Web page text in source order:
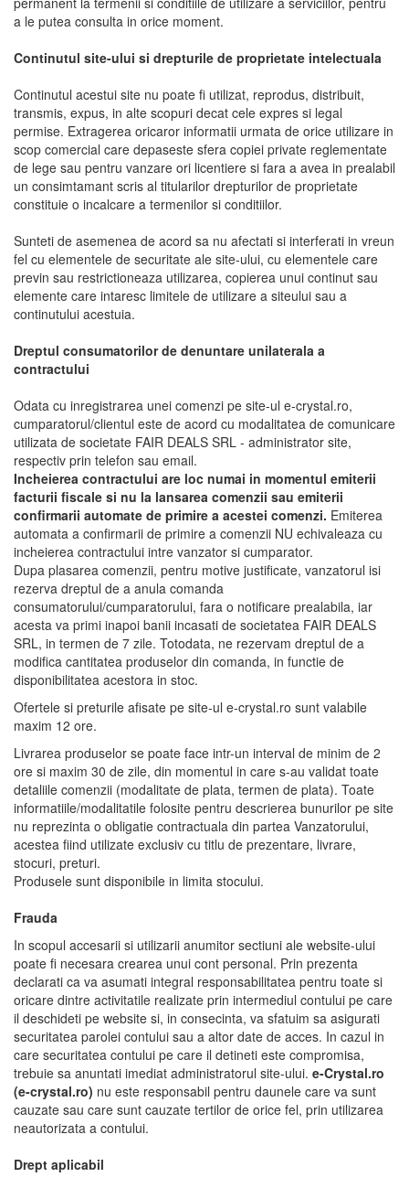
a le putea consulta in orice moment.
Continutul site-ului si drepturile de proprietate intelectuala
Continutul acestui site nu poate fi utilizat, reprodus, distribuit,
transmis, expus, in alte scopuri decat cele expres si legal
permise. Extragerea oricaror informatii urmata de orice utilizare in
scop comercial care depaseste sfera copiei private reglementate
de lege sau pentru vanzare ori licentiere si fara a avea in prealabil
un consimtamant scris al titularilor drepturilor de proprietate
constituie o incalcare a termenilor si conditiilor.
Sunteti de asemenea de acord sa nu afectati si interferati in vreun
fel cu elementele de securitate ale site-ului, cu elementele care
previn sau restrictioneaza utilizarea, copierea unui continut sau
elemente care intaresc limitele de utilizare a siteului sau a
continutului acestuia.
Dreptul consumatorilor de denuntare unilaterala a
contractului
Odata cu inregistrarea unei comenzi pe site-ul e-crystal.ro,
cumparatorul/clientul este de acord cu modalitatea de comunicare
utilizata de societate FAIR DEALS SRL - administrator site,
respectiv prin telefon sau email.
Incheierea contractului are loc numai in momentul emiterii
facturii fiscale si nu la lansarea comenzii sau emiterii
confirmarii automate de primire a acestei comenzi. Emiterea
automata a confirmarii de primire a comenzii NU echivaleaza cu
incheierea contractului intre vanzator si cumparator.
Dupa plasarea comenzii, pentru motive justificate, vanzatorul isi
rezerva dreptul de a anula comanda
consumatorului/cumparatorului, fara o notificare prealabila, iar
acesta va primi inapoi banii incasati de societatea FAIR DEALS
SRL, in termen de 7 zile. Totodata, ne rezervam dreptul de a
modifica cantitatea produselor din comanda, in functie de
disponibilitatea acestora in stoc.
Ofertele si preturile afisate pe site-ul e-crystal.ro sunt valabile
maxim 12 ore.
Livrarea produselor se poate face intr-un interval de minim de 2
ore si maxim 30 de zile, din momentul in care s-au validat toate
detaliile comenzii (modalitate de plata, termen de plata). Toate
informatiile/modalitatile folosite pentru descrierea bunurilor pe site
nu reprezinta o obligatie contractuala din partea Vanzatorului,
acestea fiind utilizate exclusiv cu titlu de prezentare, livrare,
stocuri, preturi.
Produsele sunt disponibile in limita stocului.
Frauda
In scopul accesarii si utilizarii anumitor sectiuni ale website-ului
poate fi necesara crearea unui cont personal. Prin prezenta
declarati ca va asumati integral responsabilitatea pentru toate si
oricare dintre activitatile realizate prin intermediul contului pe care
il deschideti pe website si, in consecinta, va sfatuim sa asigurati
securitatea parolei contului sau a altor date de acces. In cazul in
care securitatea contului pe care il detineti este compromisa,
trebuie sa anuntati imediat administratorul site-ului. e-Crystal.ro
(e-crystal.ro) nu este responsabil pentru daunele care va sunt
cauzate sau care sunt cauzate tertilor de orice fel, prin utilizarea
neautorizata a contului.
Drept aplicabil